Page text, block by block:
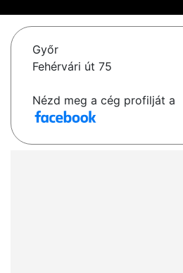
Győr
Fehérvári út 75
Nézd meg a cég profilját a